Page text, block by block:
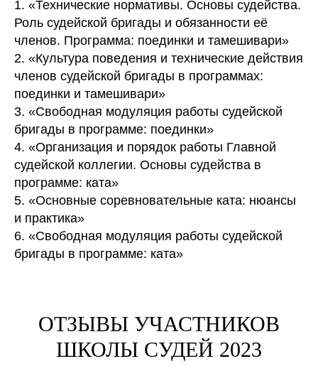
1. «Технические нормативы. Основы судейства.
Роль судейской бригады и обязанности её
членов. Программа: поединки и тамешивари»
2. «Культура поведения и технические действия
членов судейской бригады в программах:
поединки и тамешивари»
3. «Свободная модуляция работы судейской
бригады в программе: поединки»
4. «Организация и порядок работы Главной
судейской коллегии. Основы судейства в
программе: ката»
5. «Основные соревновательные ката: нюансы
и практика»
6. «Свободная модуляция работы судейской
бригады в программе: ката»
ОТЗЫВЫ УЧАСТНИКОВ
ШКОЛЫ СУДЕЙ 2023